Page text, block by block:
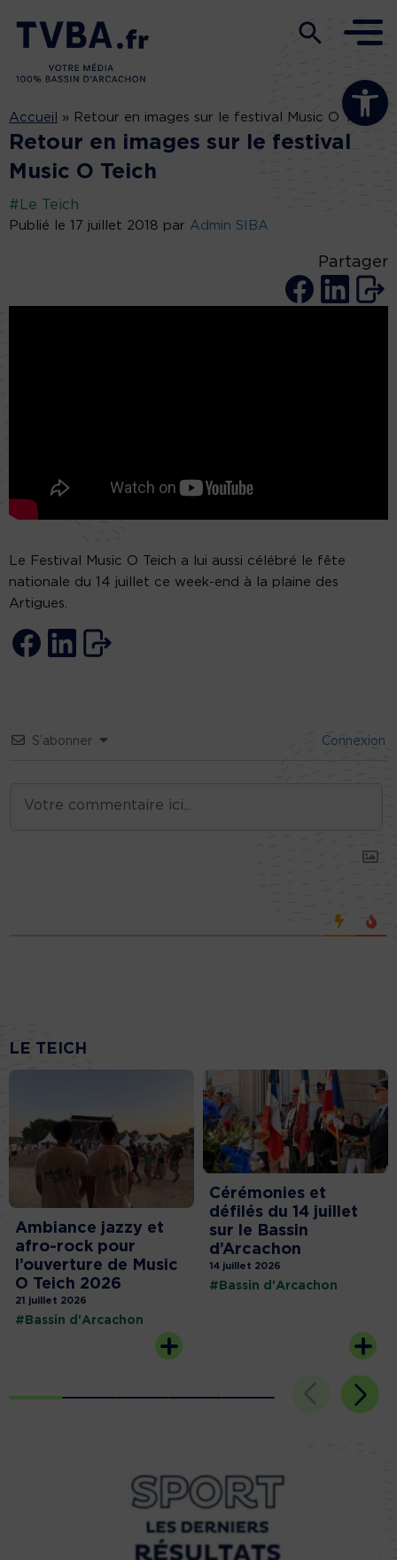
Ouvrir la
Accueil » Retour en images sur le festival Music O Teich
Retour en images sur le festival
Music O Teich
#Le Teich
Publié le 17 juillet 2018 par Admin SIBA
Partager
Le Festival Music O Teich a lui aussi célébré le fête
nationale du 14 juillet ce week-end à la plaine des
Artigues.
S’abonner Connexion
LE TEICH
Ambiance jazzy et
afro-rock pour
l’ouverture de Music
O Teich 2026
21 juillet 2026
#Bassin d'Arcachon
Cérémonies et
défilés du 14 juillet
sur le Bassin
d’Arcachon
14 juillet 2026
#Bassin d'Arcachon